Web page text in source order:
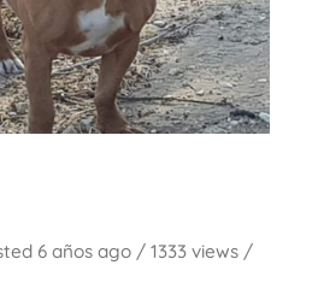
6 años ago/ 1333 views /